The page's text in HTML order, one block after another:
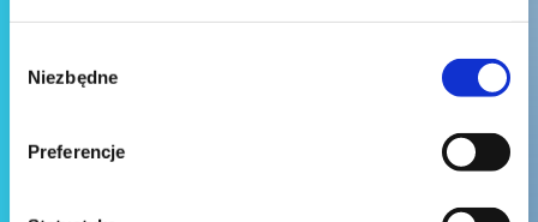
zgody
Niezbędne
Preferencje
Wyślij wiadomość